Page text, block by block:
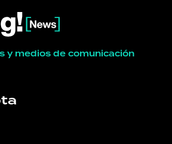
y medios de comunicación